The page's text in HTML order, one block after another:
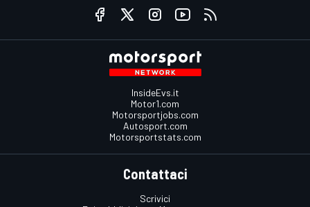
InsideEvs.it
Motor1.com
Motorsportjobs.com
Autosport.com
Motorsportstats.com
Contattaci
Scrivici